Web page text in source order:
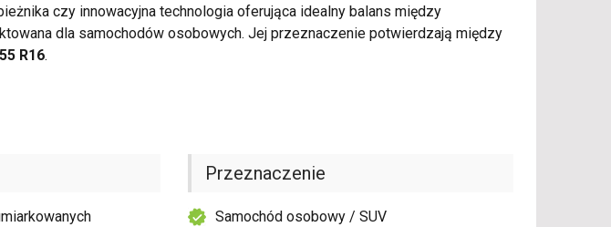
czy innowacyjna technologia oferująca idealny balans między
dla samochodów osobowych. Jej przeznaczenie potwierdzają między
R16.
Przeznaczenie
Samochód osobowy / SUV